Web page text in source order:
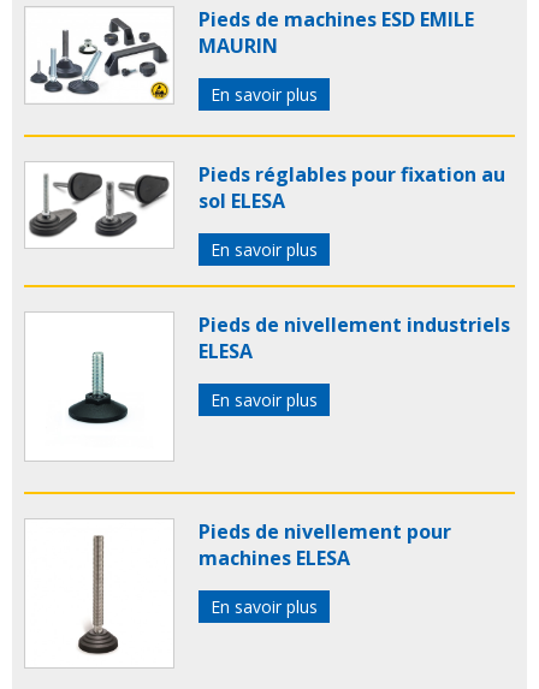
Pieds de machines ESD EMILE
MAURIN
En savoir plus
Pieds réglables pour fixation au
sol ELESA
En savoir plus
Pieds de nivellement industriels
ELESA
En savoir plus
Pieds de nivellement pour
machines ELESA
En savoir plus